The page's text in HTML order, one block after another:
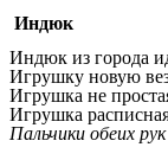
Индюк
Индюк из города
Игрушку новую
Игрушка не
Игрушка
Пальчики обеих